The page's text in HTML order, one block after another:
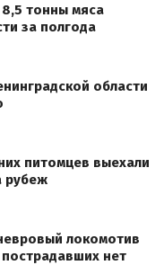
тонны мяса
за полгода
области
питомцев выехали
рубеж
локомотив
пострадавших нет